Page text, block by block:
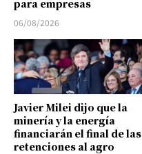
para empresas
06/08/2026
Javier Milei dijo que la
minería y la energía
financiarán el final de las
retenciones al agro